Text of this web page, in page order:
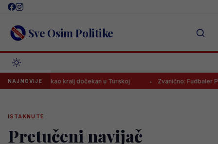
Skip
content Sve Osim Politike
NAJNOVIJE
Salah kao kralj dočekan u Turskoj Zvanično: Fudbaler PSG-a
ISTAKNUTE
Pretučeni navijač